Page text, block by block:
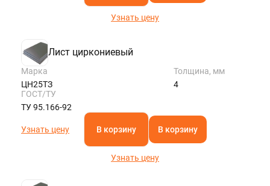
Узнать цену
Лист циркониевый
Марка
ЦН25ТЗ
Толщина, мм
4
ГОСТ/ТУ
ТУ 95.166-92
Узнать цену В корзину В корзину
Узнать цену